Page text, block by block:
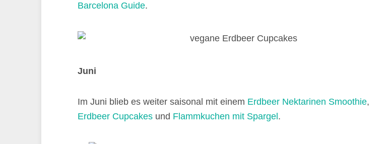
Barcelona Guide.
Juni
Im Juni blieb es weiter saisonal mit einem Erdbeer Nektarinen Smoothie,
Erdbeer Cupcakes und Flammkuchen mit Spargel .